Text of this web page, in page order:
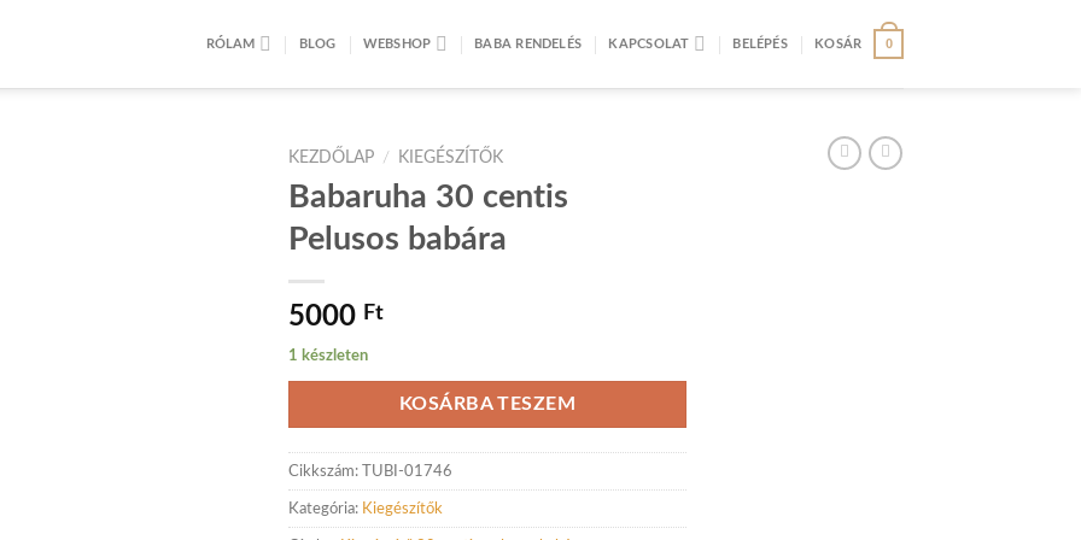
RÓLAM BLOG WEBSHOP BABA RENDELÉS KAPCSOLAT BELÉPÉS KOSÁR 0
KEZDŐLAP / KIEGÉSZÍTŐK
Babaruha 30 centis
Pelusos babára
5000 Ft
1 készleten
KOSÁRBA TESZEM
Cikkszám: TUBI-01746
Kategória: Kiegészítők